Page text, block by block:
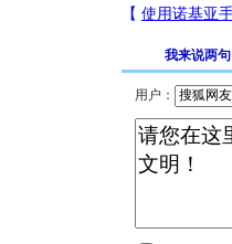
我来说两句
用户：